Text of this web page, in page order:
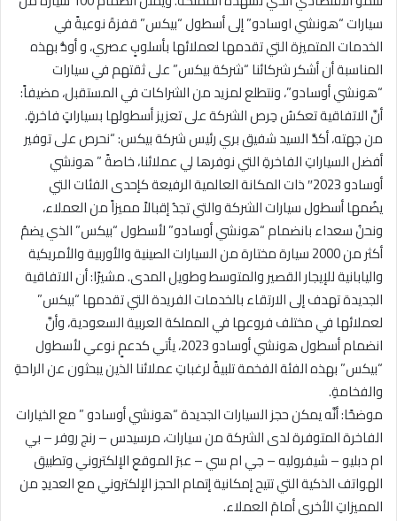
سيارات “هونشي اوسادو” إلى أسطول “بيكس” قفزةَ نوعيةً في
الخدمات المتميزة التي تقدمها لعملائها بأسلوبٍ عصري، و أودُّ بهذه
المناسبة أن أشكر شركائنا “شركة بيكس” على ثقتهم في سيارات
“هونشي أوسادو”، ونتطلع لمزيد من الشراكات في المستقبل، مضيفاً:
أنَّ الاتفاقية تعكسُ حِرص الشركة على تعزيز أسطولها بسياراتٍ فاخرةٍ.
من جهته، أكدَّ السيد شفيق بري رئيس شركة بيكس: “نحرص على توفير
أفضل السياراتِ الفاخرةِ التي نوفرها لي عملائنا، خاصةً ” هونشي
أوسادو 2023″ ذات المكانة العالمية الرفيعة كإحدى الفئات التي
يضُمها أسطول سيارات الشركة والتي تجدُ إقبالاً مميزاً من العملاء،
ونحنُ سعداء بانضمام “هونشي أوسادو” لأسطول “بيكس” الذي يضمُ
أكثر من 2000 سيارة مختارة من السيارات الصينية والأوربية والأمريكية
واليابانية للإيجار القصير والمتوسط وطويل المدى. مشيرًا: أن الاتفاقية
الجديدة تهدف إلى الارتقاء بالخدمات الفريدة التي تقدمها “بيكس”
لعملائها في مختلف فروعها في المملكة العربية السعودية، وأنَّ
انضمام أسطول هونشي أوسادو 2023، يأتي كدعمٍ نوعي لأسطول
“بيكس” بهذه الفئة الفخمة تلبيةً لرغباتِ عملائنا الذين يبحثون عن الراحةِ
والفخامةِ.
موضحًا: أنَّه يمكن حجز السيارات الجديدة “هونشي أوسادو ” مع الخيارات
الفاخرة المتوفرة لدى الشركة من سيارات، مرسيدس – رنج روفر – بي
ام دبليو – شيفروليه – جي ام سي – عبرَ الموقعِ الإلكتروني وتطبيق
الهواتف الذكية التي تتيح إمكانية إتمام الحجز الإلكتروني مع العديدِ من
المميزاتِ الأخرى أمامَ العملاء.